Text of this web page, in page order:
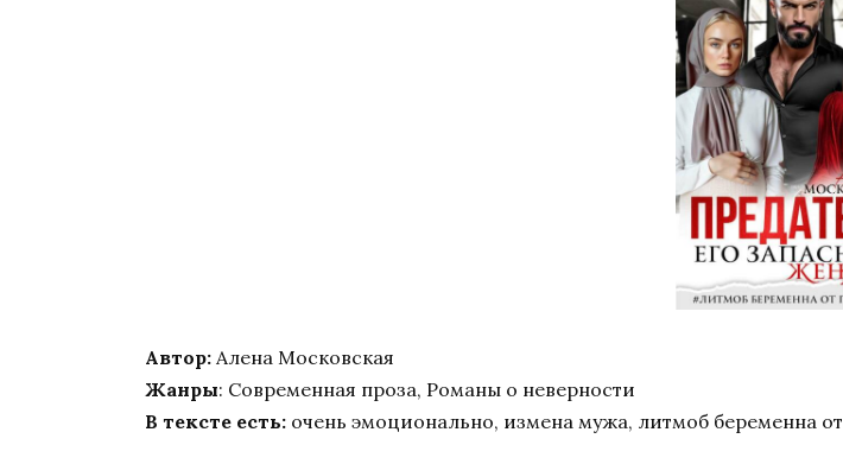
Автор: Алена Московская
Жанры: Современная проза, Романы о неверности
В тексте есть: очень эмоционально, измена мужа, литмоб беременна от